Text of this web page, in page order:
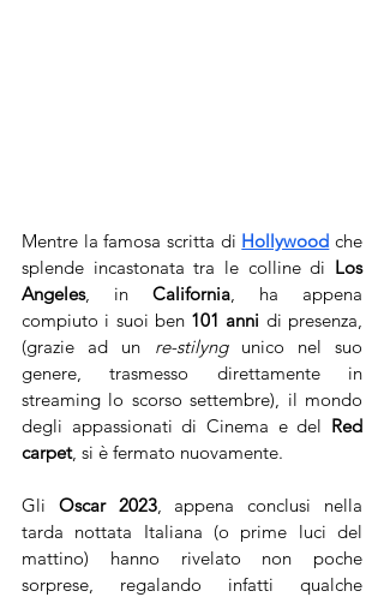
Mentre la famosa scritta di Hollywood che
splende incastonata tra le colline di Los
Angeles, in California , ha appena
compiuto i suoi ben 101 anni di presenza,
(grazie ad un re-stilyng unico nel suo
genere, trasmesso direttamente in
streaming lo scorso settembre), il mondo
degli appassionati di Cinema e del Red
carpet, si è fermato nuovamente.
Gli Oscar 2023, appena conclusi nella
tarda nottata Italiana (o prime luci del
mattino) hanno rivelato non poche
sorprese, regalando infatti qualche